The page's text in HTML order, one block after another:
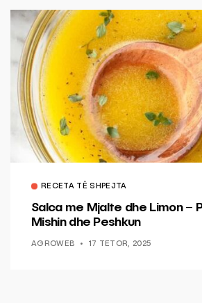
RECETA TË SHPEJTA
Salca me Mjalte dhe Limon –
Mishin dhe Peshkun
AGROWEB 17 TETOR, 2025